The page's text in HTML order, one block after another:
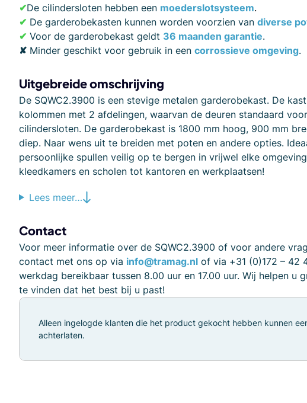
✔De cilindersloten hebben een moederslotsysteem.
✔ De garderobekasten kunnen worden voorzien van diverse
✔ Voor de garderobekast geldt 36 maanden garantie.
✘ Minder geschikt voor gebruik in een corrossieve omgeving.
Uitgebreide omschrijving
De SQWC2.3900 is een stevige metalen garderobekast. De
kolommen met 2 afdelingen, waarvan de deuren standaard
cilindersloten. De garderobekast is 1800 mm hoog, 900 mm
diep. Naar wens uit te breiden met poten en andere opties.
persoonlijke spullen veilig op te bergen in vrijwel elke
kleedkamers en scholen tot kantoren en werkplaatsen!
Lees meer…
Contact
Voor meer informatie over de SQWC2.3900 of voor andere
contact met ons op via info@tramag.nl of via +31 (0)172 – 42
werkdag bereikbaar tussen 8.00 uur en 17.00 uur. Wij helpen u
te vinden dat het best bij u past!
Alleen ingelogde klanten die het product gekocht hebben kunnen
achterlaten.